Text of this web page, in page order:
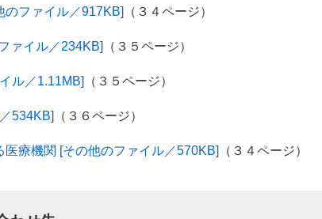
のファイル／917KB] （３４ページ）
ァイル／234KB] （３５ページ）
ル／1.11MB] （３５ページ）
534KB] （３６ページ）
医療機関 [その他のファイル／570KB] （３４ページ）